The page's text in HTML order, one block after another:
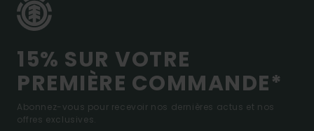
15% SUR VOTRE
PREMIÈRE COMMANDE*
Abonnez-vous pour recevoir nos dernières actus et nos
offres exclusives.